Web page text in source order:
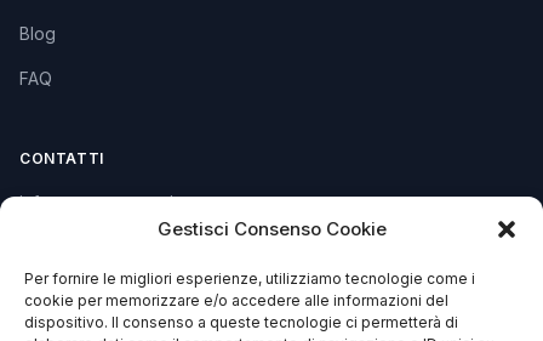
Gestisci Consenso Cookie
Per fornire le migliori esperienze, utilizziamo tecnologie come i
cookie per memorizzare e/o accedere alle informazioni del
dispositivo. Il consenso a queste tecnologie ci permetterà di
Blog
FAQ
CONTATTI
info@soccorsowp.it
PEC: gtechgroup@pec.it
Privacy Policy